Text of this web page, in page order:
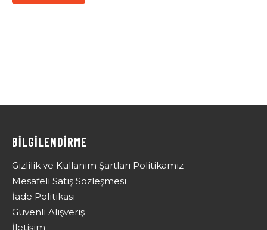
BİLGİLENDİRME
Gizlilik ve Kullanım Şartları Politikamız
Mesafeli Satış Sözleşmesi
İade Politikası
Güvenli Alışveriş
İletişim